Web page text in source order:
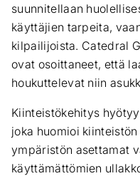
suunnitellaan
käyttäjien tarpeita,
kilpailijoista. Catedral
ovat osoittaneet, että
houkuttelevat niin
Kiinteistökehitys
joka huomioi
ympäristön asettamat
käyttämättömien